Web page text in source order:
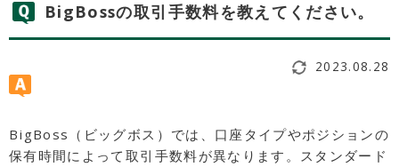
BigBossの取引手数料を教えてください。
2023.08.28
BigBoss（ビッグボス）では、口座タイプやポジションの
保有時間によって取引手数料が異なります。スタンダード